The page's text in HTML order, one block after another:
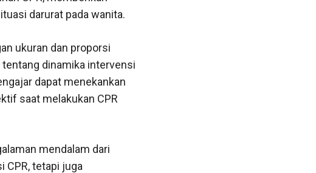
darurat pada wanita.
ukuran dan proporsi
dinamika intervensi
dapat menekankan
saat melakukan CPR
mendalam dari
CPR, tetapi juga